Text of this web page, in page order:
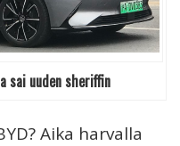
sai uuden sheriffin
Aika harvalla